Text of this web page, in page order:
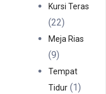
Kursi Teras
2222
Produk
Meja Rias
99
Produk
Tempat
Tidur
11